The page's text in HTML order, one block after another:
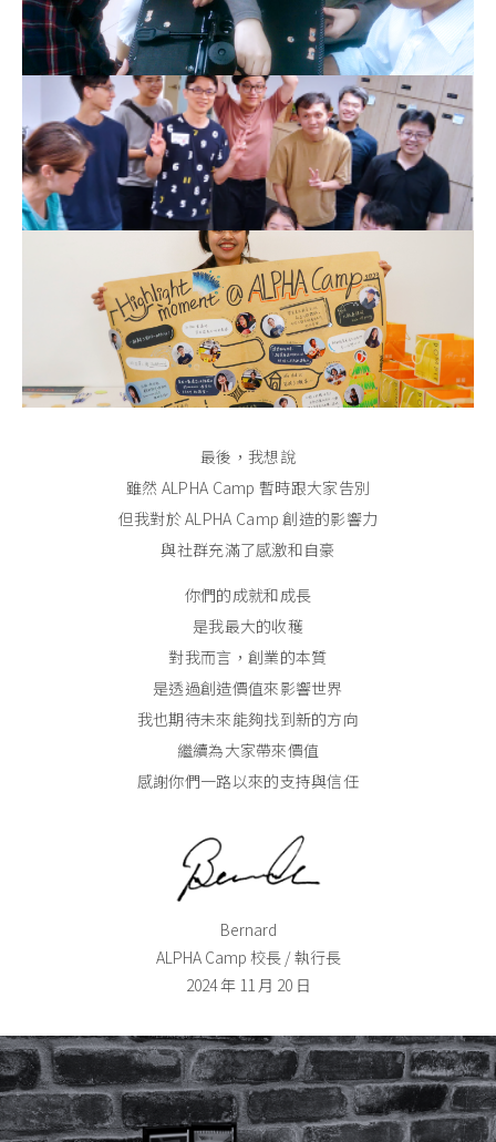
最後，我想說
雖然 ALPHA Camp 暫時跟大家告別
但我對於 ALPHA Camp 創造的影響力
與社群充滿了感激和自豪
你們的成就和成長
是我最大的收穫
對我而言，創業的本質
是透過創造價值來影響世界
我也期待未來能夠找到新的方向
繼續為大家帶來價值
感謝你們一路以來的支持與信任
Bernard
ALPHA Camp 校長 / 執行長
2024 年 11 月 20 日